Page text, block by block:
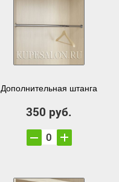
Дополнительная штанга
350 руб.